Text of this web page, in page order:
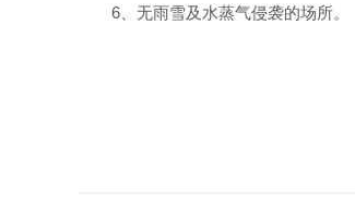
6 、无雨雪及水蒸气侵袭的场所。